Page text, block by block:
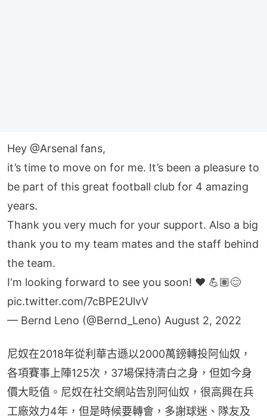
Hey @Arsenal fans,
it’s time to move on for me. It’s been a pleasure to
be part of this great football club for 4 amazing
years.
Thank you very much for your support. Also a big
thank you to my team mates and the staff behind
the team.
I‘m looking forward to see you soon! ♥️ 💪🏽😊
pic.twitter.com/7cBPE2UlvV
— Bernd Leno (@Bernd_Leno) August 2, 2022
尼奴在2018年從利華古遜以2000萬鎊轉投阿仙奴，
各項賽事上陣125次，37場保持清白之身，但如今身
價大眨值。尼奴在社交網站告別阿仙奴，很高興在兵
工廠效力4年，但是時候要轉會，多謝球迷、隊友及